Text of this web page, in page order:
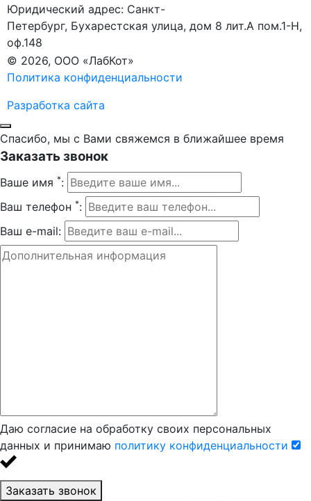
Юридический адрес: Санкт-
Петербург, Бухарестская улица, дом 8 лит.А пом.1-Н,
оф.148
© 2026, ООО «ЛабКот»
Политика конфиденциальности
Разработка сайта
Спасибо, мы с Вами свяжемся в ближайшее время
Заказать звонок
Ваше имя *:
Ваш телефон *:
Ваш e-mail:
Даю согласие на обработку своих персональных
данных и принимаю политику конфиденциальности
Заказать звонок